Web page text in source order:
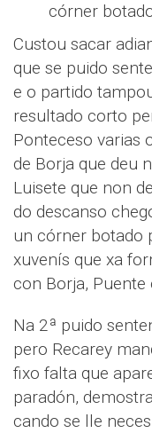
córner
Custou sacar
que se puido
e o partido
resultado corto
Ponteceso varias
de Borja que deu
Luisete que non
do descanso
un córner botado
xuvenís que xa
con Borja, Puente
Na 2ª puido
pero Recarey
fixo falta que
paradón,
cando se lle